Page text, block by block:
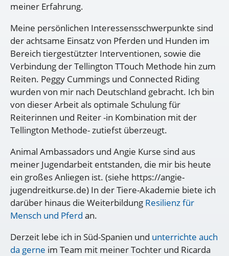
meiner Erfahrung.
Meine persönlichen Interessensschwerpunkte sind
der achtsame Einsatz von Pferden und Hunden im
Bereich tiergestützter Interventionen, sowie die
Verbindung der Tellington TTouch Methode hin zum
Reiten. Peggy Cummings und Connected Riding
wurden von mir nach Deutschland gebracht. Ich bin
von dieser Arbeit als optimale Schulung für
Reiterinnen und Reiter -in Kombination mit der
Tellington Methode- zutiefst überzeugt.
Animal Ambassadors und Angie Kurse sind aus
meiner Jugendarbeit entstanden, die mir bis heute
ein großes Anliegen ist. (siehe https://angie-
jugendreitkurse.de) In der Tiere-Akademie biete ich
darüber hinaus die Weiterbildung Resilienz für
Mensch und Pferd an.
Derzeit lebe ich in Süd-Spanien und unterrichte auch
da gerne im Team mit meiner Tochter und Ricarda